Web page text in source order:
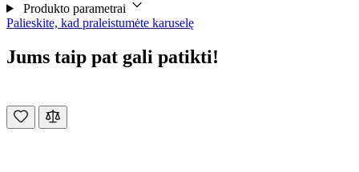
Produkto parametrai
Palieskite, kad praleistumėte karuselę
Jums taip pat gali patikti!